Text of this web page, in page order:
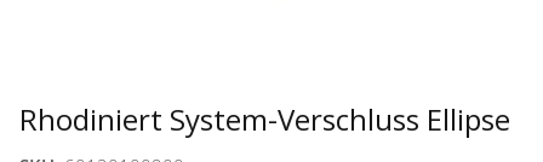
Rhodiniert System-Verschluss Ellipse